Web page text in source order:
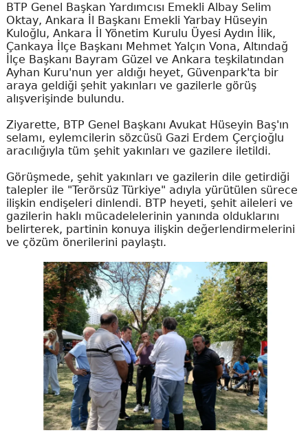
BTP Genel Başkan Yardımcısı Emekli Albay Selim
Oktay, Ankara İl Başkanı Emekli Yarbay Hüseyin
Kuloğlu, Ankara İl Yönetim Kurulu Üyesi Aydın İlik,
Çankaya İlçe Başkanı Mehmet Yalçın Vona, Altındağ
İlçe Başkanı Bayram Güzel ve Ankara teşkilatından
Ayhan Kuru'nun yer aldığı heyet, Güvenpark'ta bir
araya geldiği şehit yakınları ve gazilerle görüş
alışverişinde bulundu.
Ziyarette, BTP Genel Başkanı Avukat Hüseyin Baş'ın
selamı, eylemcilerin sözcüsü Gazi Erdem Çerçioğlu
aracılığıyla tüm şehit yakınları ve gazilere iletildi.
Görüşmede, şehit yakınları ve gazilerin dile getirdiği
talepler ile "Terörsüz Türkiye" adıyla yürütülen sürece
ilişkin endişeleri dinlendi. BTP heyeti, şehit aileleri ve
gazilerin haklı mücadelelerinin yanında olduklarını
belirterek, partinin konuya ilişkin değerlendirmelerini
ve çözüm önerilerini paylaştı.